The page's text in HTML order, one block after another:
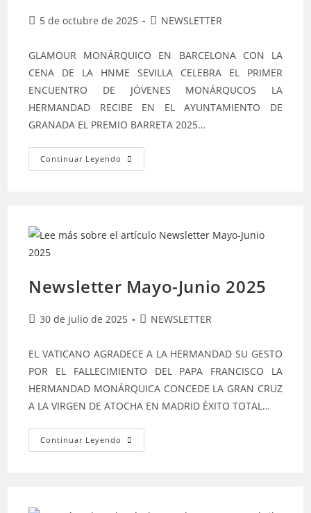
Publicación
entrada:
5 de octubre de 2025
Categoría
entrada:
NEWSLETTER
GLAMOUR MONÁRQUICO EN BARCELONA CON LA
CENA DE LA HNME SEVILLA CELEBRA EL PRIMER
ENCUENTRO DE JÓVENES MONÁRQUCOS LA
HERMANDAD RECIBE EN EL AYUNTAMIENTO DE
GRANADA EL PREMIO BARRETA 2025…
Continuar Leyendo Newsletter
Verano
Newsletter Mayo-Junio 2025
Publicación
entrada:
30 de julio de 2025
Categoría
entrada:
NEWSLETTER
EL VATICANO AGRADECE A LA HERMANDAD SU GESTO
POR EL FALLECIMIENTO DEL PAPA FRANCISCO LA
HERMANDAD MONÁRQUICA CONCEDE LA GRAN CRUZ
A LA VIRGEN DE ATOCHA EN MADRID ÉXITO TOTAL…
Continuar Leyendo Newsletter
Mayo-